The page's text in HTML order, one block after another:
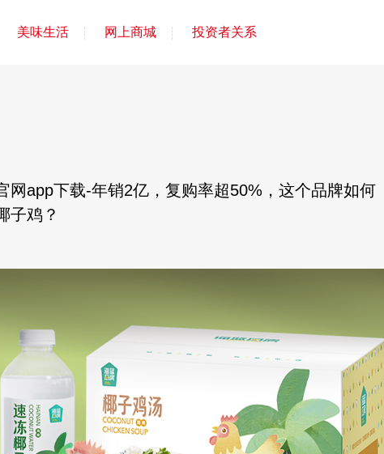
美味生活 网上商城 投资者关系
网app下载-年销2亿，复购率超50%，这个品牌如何
子鸡？